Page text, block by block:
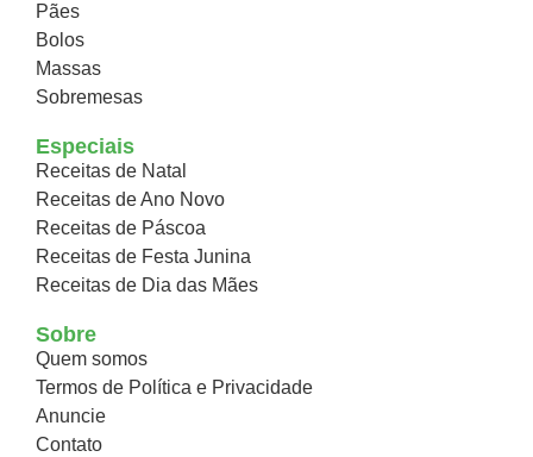
Pães
Bolos
Massas
Sobremesas
Especiais
Receitas de Natal
Receitas de Ano Novo
Receitas de Páscoa
Receitas de Festa Junina
Receitas de Dia das Mães
Sobre
Quem somos
Termos de Política e Privacidade
Anuncie
Contato